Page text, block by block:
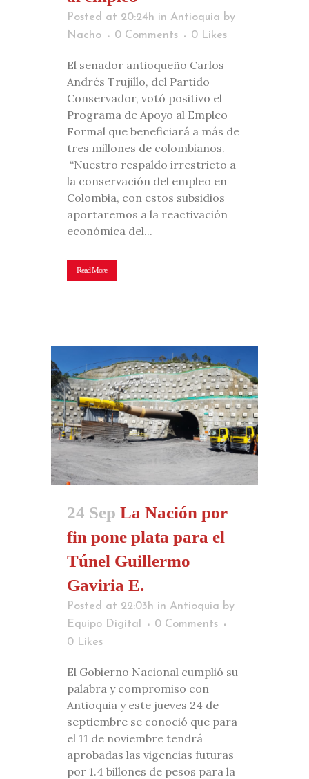
Posted at 20:24h in Antioquia by
Nacho
0 Comments 0 Likes
El senador antioqueño Carlos
Andrés Trujillo, del Partido
Conservador, votó positivo el
Programa de Apoyo al Empleo
Formal que beneficiará a más de
tres millones de colombianos.
“Nuestro respaldo irrestricto a
la conservación del empleo en
Colombia, con estos subsidios
aportaremos a la reactivación
económica del...
Read More
24 Sep La Nación por
fin pone plata para el
Túnel Guillermo
Gaviria E.
Posted at 22:03h in Antioquia by
Equipo Digital
0 Comments
0 Likes
El Gobierno Nacional cumplió su
palabra y compromiso con
Antioquia y este jueves 24 de
septiembre se conoció que para
el 11 de noviembre tendrá
aprobadas las vigencias futuras
por 1.4 billones de pesos para la